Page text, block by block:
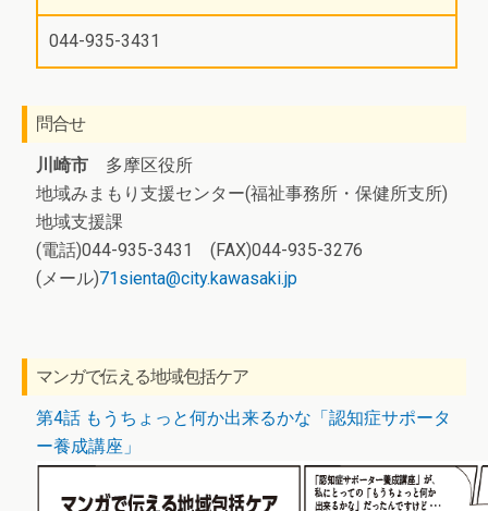
044-935-3431
問合せ
川崎市 多摩区役所
地域みまもり支援センター(福祉事務所・保健所支所)
地域支援課
(電話)044-935-3431 (FAX)044-935-3276
(メール)71sienta@city.kawasaki.jp
マンガで伝える地域包括ケア
第4話 もうちょっと何か出来るかな「認知症サポータ
ー養成講座」